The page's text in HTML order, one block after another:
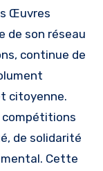
Œuvres
de son réseau
continue de
citoyenne.
de solidarité
Cette